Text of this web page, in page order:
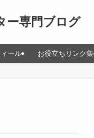
ー専門ブログ
ール お役立ちリンク集